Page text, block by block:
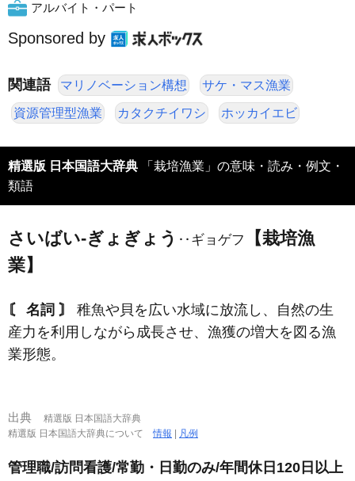
アルバイト・パート
Sponsored by
関連語 マリノベーション構想 サケ・マス漁業
資源管理型漁業 カタクチイワシ ホッカイエビ
精選版 日本国語大辞典
類語
さいばい‐ぎょぎょう ‥ギョゲフ
【栽培漁
業】
〘 名詞 〙
稚魚や貝を広い水域に放流し、自然の生
産力を利用しながら成長させ、漁獲の増大を図る漁
業形態。
出典
精選版 日本国語大辞典
精選版 日本国語大辞典について情報 凡例
管理職/訪問看護/常勤・日勤のみ/年間休日120日以上